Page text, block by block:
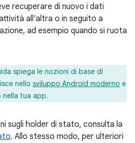
recuperare di nuovo i dati
all'altra o in seguito a
ad esempio quando si ruota
spiega le nozioni di base di
nello sviluppo Android moderno e
nella tua app.
sugli holder di stato, consulta la
. Allo stesso modo, per ulteriori